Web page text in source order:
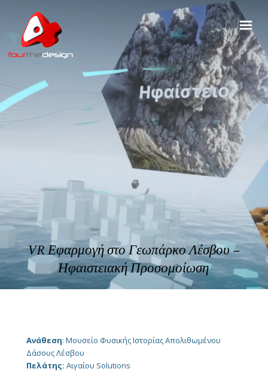
VR Εφαρμογή στο Γεωπάρκο Λέσβου –
Ηφαιστειακή Προσομοίωση
Ανάθεση: Μουσείο Φυσικής Ιστορίας Απολιθωμένου
Δάσους Λέσβου
Πελάτης: Αιγαίου Sοlutions